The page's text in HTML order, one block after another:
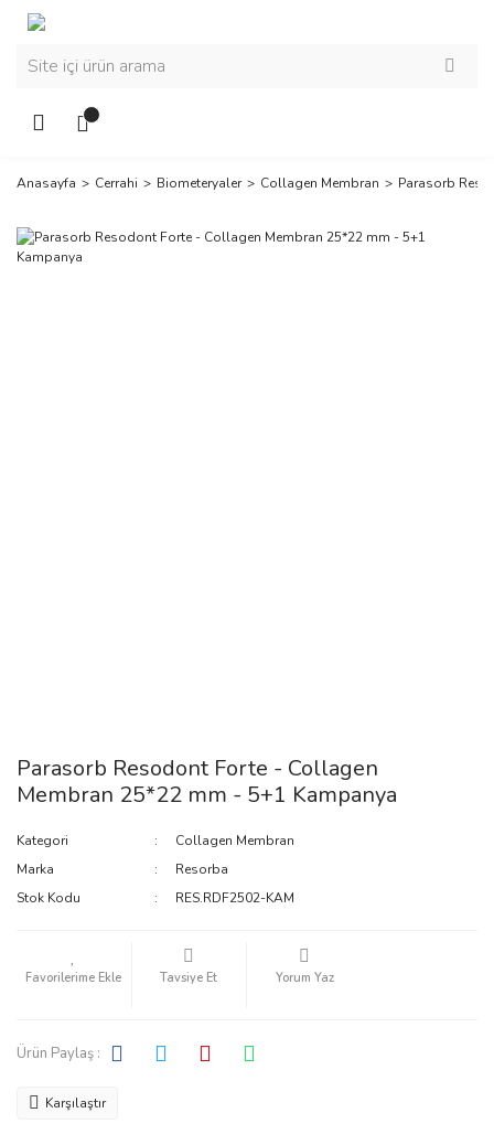
Anasayfa Cerrahi Biometeryaler Collagen Membran Parasorb
Parasorb Resodont Forte - Collagen
Membran 25*22 mm - 5+1 Kampanya
Kategori
Collagen Membran
Marka
Resorba
Stok Kodu
RES.RDF2502-KAM
Tavsiye Et Yorum Yaz
Ürün Paylaş :
Karşılaştır